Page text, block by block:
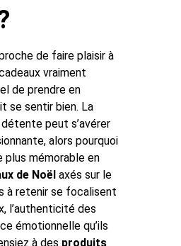
de faire plaisir à
vraiment
de prendre en
se sentir bien. La
peut s’avérer
alors pourquoi
plus mémorable en
de Noël axés sur le
à retenir se focalisent
l’authenticité des
émotionnelle qu’ils
à des produits